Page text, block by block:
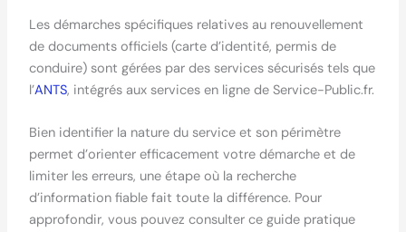
Les démarches spécifiques relatives au renouvellement
de documents officiels (carte d’identité, permis de
conduire) sont gérées par des services sécurisés tels que
l’ANTS, intégrés aux services en ligne de Service-Public.fr.
Bien identifier la nature du service et son périmètre
permet d’orienter efficacement votre démarche et de
limiter les erreurs, une étape où la recherche
d’information fiable fait toute la différence. Pour
approfondir, vous pouvez consulter ce guide pratique